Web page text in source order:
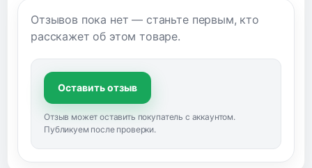
Отзывов пока нет — станьте первым, кто
расскажет об этом товаре.
Оставить отзыв
Отзыв может оставить покупатель с аккаунтом.
Публикуем после проверки.